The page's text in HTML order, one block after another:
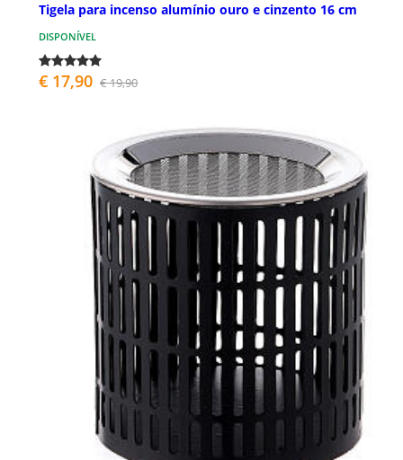
Tigela para incenso alumínio ouro e cinzento 16 cm
DISPONÍVEL
€ 17,90 € 19,90